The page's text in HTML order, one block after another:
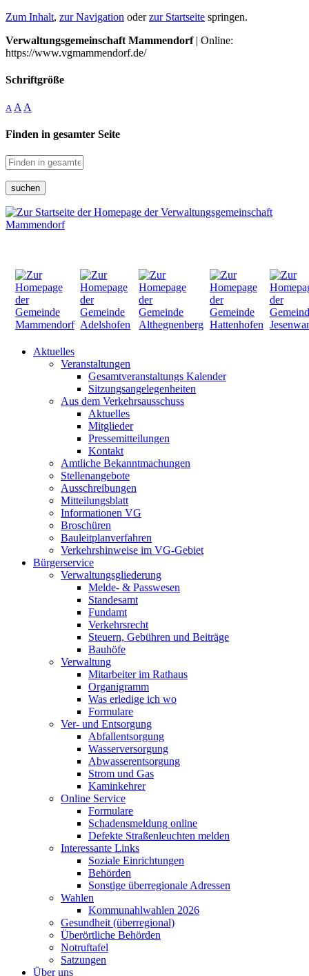
Zum Inhalt, zur Navigation oderzur Startseite springen.
Verwaltungsgemeinschaft Mammendorf| Online:
https://www.vgmammendorf.de/
Schriftgröße
A A A
Finden in gesamter Seite
suchen
Aktuelles
Veranstaltungen
Gesamtveranstaltungs Kalender
Sitzungsangelegenheiten
Aus dem Verkehrsausschuss
Aktuelles
Mitglieder
Pressemitteilungen
Kontakt
Amtliche Bekanntmachungen
Stellenangebote
Ausschreibungen
Mitteilungsblatt
Informationen VG
Broschüren
Bauleitplanverfahren
Verkehrshinweise im VG-Gebiet
Bürgerservice
Verwaltungsgliederung
Melde- & Passwesen
Standesamt
Fundamt
Verkehrsrecht
Steuern, Gebühren und Beiträge
Bauhöfe
Verwaltung
Mitarbeiter im Rathaus
Organigramm
Was erledige ich wo
Formulare
Ver- und Entsorgung
Abfallentsorgung
Wasserversorgung
Abwasserentsorgung
Strom und Gas
Kaminkehrer
Online Service
Formulare
Schadensmeldung online
Defekte Straßenleuchten melden
Interessante Links
Soziale Einrichtungen
Behörden
Sonstige überregionale Adressen
Wahlen
Kommunahlwahlen 2026
Gesundheit (überregional)
Überörtliche Behörden
Notruftafel
Satzungen
Über uns